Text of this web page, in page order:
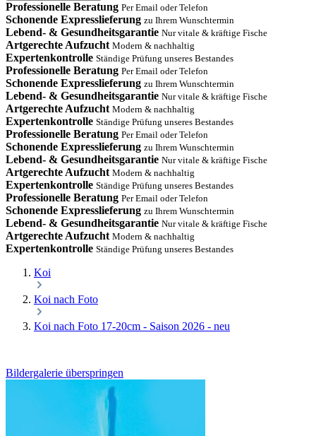
Professionelle Beratung Per Email oder Telefon
Schonende Expresslieferung zu Ihrem Wunschtermin
Lebend- & Gesundheitsgarantie Nur vitale & kräftige Fische
Artgerechte Aufzucht Modern & nachhaltig
Expertenkontrolle Ständige Prüfung unseres Bestandes
Professionelle Beratung Per Email oder Telefon
Schonende Expresslieferung zu Ihrem Wunschtermin
Lebend- & Gesundheitsgarantie Nur vitale & kräftige Fische
Artgerechte Aufzucht Modern & nachhaltig
Expertenkontrolle Ständige Prüfung unseres Bestandes
Professionelle Beratung Per Email oder Telefon
Schonende Expresslieferung zu Ihrem Wunschtermin
Lebend- & Gesundheitsgarantie Nur vitale & kräftige Fische
Artgerechte Aufzucht Modern & nachhaltig
Expertenkontrolle Ständige Prüfung unseres Bestandes
Professionelle Beratung Per Email oder Telefon
Schonende Expresslieferung zu Ihrem Wunschtermin
Lebend- & Gesundheitsgarantie Nur vitale & kräftige Fische
Artgerechte Aufzucht Modern & nachhaltig
Expertenkontrolle Ständige Prüfung unseres Bestandes
Koi
Koi nach Foto
Koi nach Foto 17-20cm - Saison 2026 - neu
Bildergalerie überspringen